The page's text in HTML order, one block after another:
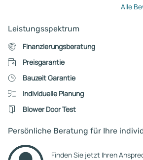
Alle
Leistungsspektrum
Finanzierungsberatung
Preisgarantie
Bauzeit Garantie
Individuelle Planung
Blower Door Test
Persönliche Beratung für Ihre
Finden Sie jetzt Ihren